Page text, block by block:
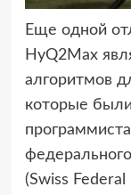
Еще одной
HyQ2Max
алгоритмов
которые
(Swiss